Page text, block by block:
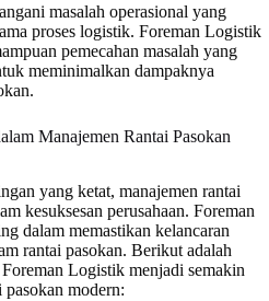
masalah operasional yang
proses logistik. Foreman Logistik
pemecahan masalah yang
meminimalkan dampaknya
Manajemen Rantai Pasokan
yang ketat, manajemen rantai
kesuksesan perusahaan. Foreman
dalam memastikan kelancaran
rantai pasokan. Berikut adalah
Logistik menjadi semakin
pasokan modern: